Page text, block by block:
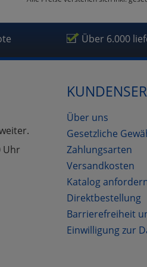
Über 6.000
Uhr
Über uns
Gesetzliche
Zahlungsarten
Versandkosten
Katalog
Direktbestellung
Barrierefreiheit
Einwilligung zur
Besuch speichern
Cookies
Einstellungen
zurückzu Haupptseite